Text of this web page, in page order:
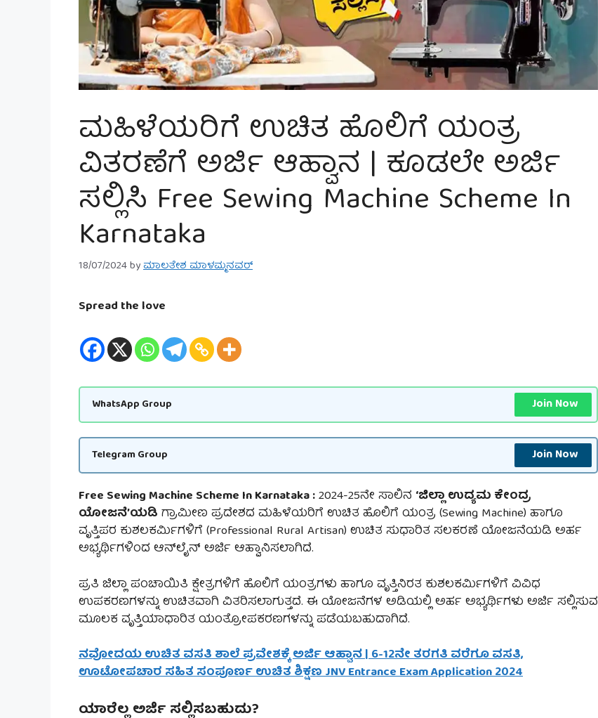
ಮಹಿಳೆಯರಿಗೆ ಉಚಿತ ಹೊಲಿಗೆ ಯಂತ್ರ
ವಿತರಣೆಗೆ ಅರ್ಜಿ ಆಹ್ವಾನ | ಕೂಡಲೇ ಅರ್ಜಿ
ಸಲ್ಲಿಸಿ Free Sewing Machine Scheme In
Karnataka
18/07/2024byಮಾಲತೇಶ ಮಾಳಮ್ಮನವರ್
Spread the love
WhatsApp Group Join Now
Telegram Group Join Now
Free Sewing Machine Scheme In Karnataka :2024-25ನೇ ಸಾಲಿನ ‘ಜಿಲ್ಲಾ ಉದ್ಯಮ ಕೇಂದ್ರ
ಯೋಜನೆ’ಯಡಿ ಗ್ರಾಮೀಣ ಪ್ರದೇಶದ ಮಹಿಳೆಯರಿಗೆ ಉಚಿತ ಹೊಲಿಗೆ ಯಂತ್ರ (Sewing Machine) ಹಾಗೂ
ವೃತ್ತಿಪರ ಕುಶಲಕರ್ಮಿಗಳಿಗೆ (Professional Rural Artisan) ಉಚಿತ ಸುಧಾರಿತ ಸಲಕರಣೆ ಯೋಜನೆಯಡಿ ಅರ್ಹ
ಅಭ್ಯರ್ಥಿಗಳಿಂದ ಆನ್‌ಲೈನ್ ಅರ್ಜಿ ಆಹ್ವಾನಿಸಲಾಗಿದೆ.
ಪ್ರತಿ ಜಿಲ್ಲಾ ಪಂಚಾಯಿತಿ ಕ್ಷೇತ್ರಗಳಿಗೆ ಹೊಲಿಗೆ ಯಂತ್ರಗಳು ಹಾಗೂ ವೃತ್ತಿನಿರತ ಕುಶಲಕರ್ಮಿಗಳಿಗೆ ವಿವಿಧ
ಉಪಕರಣಗಳನ್ನು ಉಚಿತವಾಗಿ ವಿತರಿಸಲಾಗುತ್ತದೆ. ಈ ಯೋಜನೆಗಳ ಅಡಿಯಲ್ಲಿ ಅರ್ಹ ಅಭ್ಯರ್ಥಿಗಳು ಅರ್ಜಿ ಸಲ್ಲಿಸುವ
ಮೂಲಕ ವೃತ್ತಿಯಾಧಾರಿತ ಯಂತ್ರೋಪಕರಣಗಳನ್ನು ಪಡೆಯಬಹುದಾಗಿದೆ.
ನವೋದಯ ಉಚಿತ ವಸತಿ ಶಾಲೆ ಪ್ರವೇಶಕ್ಕೆ ಅರ್ಜಿ ಆಹ್ವಾನ | 6-12ನೇ ತರಗತಿ ವರೆಗೂ ವಸತಿ,
ಊಟೋಪಚಾರ ಸಹಿತ ಸಂಪೂರ್ಣ ಉಚಿತ ಶಿಕ್ಷಣ JNV Entrance Exam Application 2024
ಯಾರೆಲ್ಲ ಅರ್ಜಿ ಸಲ್ಲಿಸಬಹುದು?